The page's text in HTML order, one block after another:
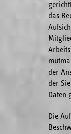
das
der
der
Daten
Die